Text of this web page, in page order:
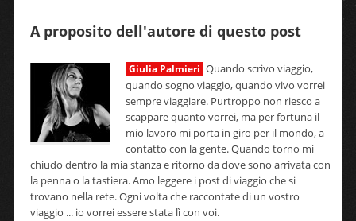
A proposito dell'autore di questo post
Giulia Palmieri Quando scrivo viaggio,
quando sogno viaggio, quando vivo vorrei
sempre viaggiare. Purtroppo non riesco a
scappare quanto vorrei, ma per fortuna il
mio lavoro mi porta in giro per il mondo, a
contatto con la gente. Quando torno mi
chiudo dentro la mia stanza e ritorno da dove sono arrivata con
la penna o la tastiera. Amo leggere i post di viaggio che si
trovano nella rete. Ogni volta che raccontate di un vostro
viaggio ... io vorrei essere stata lì con voi.